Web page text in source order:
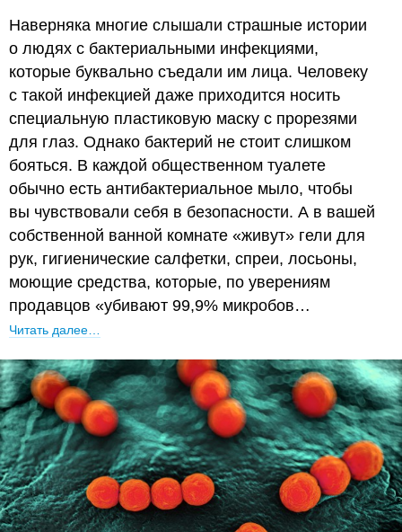
Наверняка многие слышали страшные истории
о людях с бактериальными инфекциями,
которые буквально съедали им лица. Человеку
с такой инфекцией даже приходится носить
специальную пластиковую маску с прорезями
для глаз. Однако бактерий не стоит слишком
бояться. В каждой общественном туалете
обычно есть антибактериальное мыло, чтобы
вы чувствовали себя в безопасности. А в вашей
собственной ванной комнате «живут» гели для
рук, гигиенические салфетки, спреи, лосьоны,
моющие средства, которые, по уверениям
продавцов «убивают 99,9% микробов…
Читать далее…